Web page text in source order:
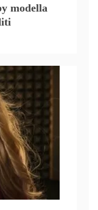
modella